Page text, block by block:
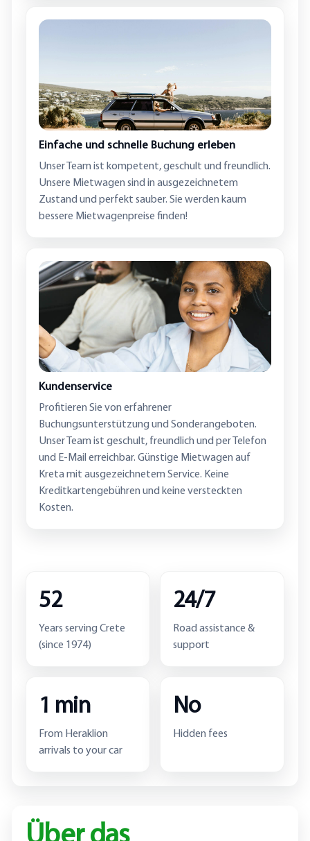
Einfache und schnelle Buchung erleben
Unser Team ist kompetent, geschult und freundlich.
Unsere Mietwagen sind in ausgezeichnetem
Zustand und perfekt sauber. Sie werden kaum
bessere Mietwagenpreise finden!
Kundenservice
Profitieren Sie von erfahrener
Buchungsunterstützung und Sonderangeboten.
Unser Team ist geschult, freundlich und per Telefon
und E-Mail erreichbar. Günstige Mietwagen auf
Kreta mit ausgezeichnetem Service. Keine
Kreditkartengebühren und keine versteckten
Kosten.
52
Years serving Crete
(since 1974)
24/7
Road assistance &
support
1 min
From Heraklion
arrivals to your car
No
Hidden fees